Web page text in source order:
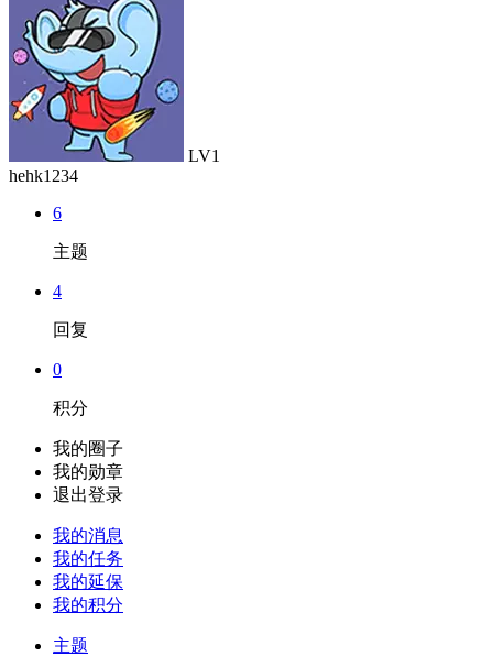
LV1
hehk1234
6
主题
4
回复
0
积分
我的圈子
我的勋章
退出登录
我的消息
我的任务
我的延保
我的积分
主题